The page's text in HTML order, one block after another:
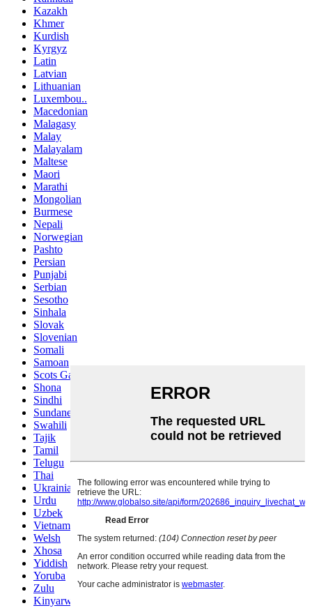
Kazakh
Khmer
Kurdish
Kyrgyz
Latin
Latvian
Lithuanian
Luxembou..
Macedonian
Malagasy
Malay
Malayalam
Maltese
Maori
Marathi
Mongolian
Burmese
Nepali
Norwegian
Pashto
Persian
Punjabi
Serbian
Sesotho
Sinhala
Slovak
Slovenian
Somali
Samoan
Scots Gaelic
Shona
Sindhi
Sundanese
Swahili
Tajik
Tamil
Telugu
Thai
Ukrainian
Urdu
Uzbek
Vietnamese
Welsh
Xhosa
Yiddish
Yoruba
Zulu
Kinyarwanda